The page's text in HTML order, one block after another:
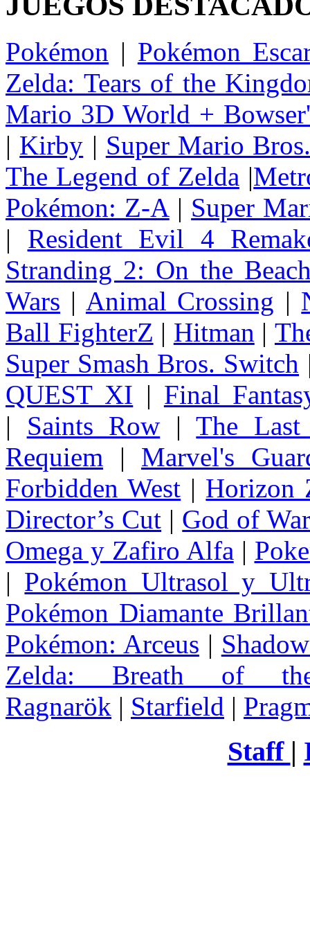
Pokémon | Pokémon
Zelda: Tears of the
Mario 3D World +
| Kirby | Super Mario
The Legend of Zelda |
Pokémon: Z-A | Super
| Resident Evil 4
Stranding 2: On the
Wars | Animal Crossing |
Ball FighterZ | Hitman |
Super Smash Bros. Switch
QUEST XI | Final
| Saints Row |The
Requiem | Marvel's
Forbidden West | Horizon
Director’s Cut | God of
Omega y Zafiro Alfa |
| Pokémon Ultrasol y
Pokémon Diamante
Pokémon: Arceus |
Zelda: Breath of
Ragnarök | Starfield |
Staff |